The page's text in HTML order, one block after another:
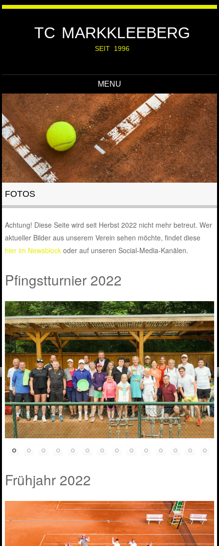
TC MARKKLEEBERG
SEIT 1996
MENU
Skip to content
FOTOS
Achtung! Diese Seite wird seit Herbst 2022 nicht mehr betreut. Wer
aktueller Bilder aus unserem Verein sehen möchte, findet diese
hier im Newsblock oder auf unseren Social-Media-Kanälen.
Pfingstturnier 2022
Frühjahr 2022